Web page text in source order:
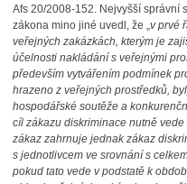
Afs 20/2008-152. Nejvyšší správní
zákona mino jiné uvedl, že „v prvé
veřejných zakázkách, kterým je
účelnosti nakládání s veřejnými
především vytvářením podmínek
hrazeno z veřejných prostředků,
hospodářské soutěže a
cíl zákazu diskriminace nutně
zákaz zahrnuje jednak zákaz
s jednotlivcem ve srovnání s
pokud tato vede v podstatě k